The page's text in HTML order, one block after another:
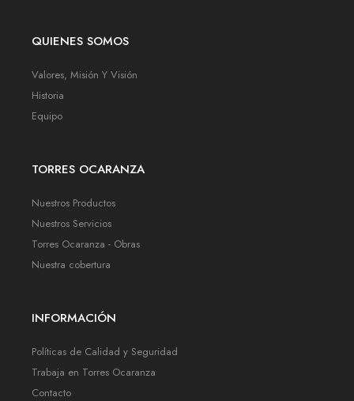
QUIENES SOMOS
Valores, Misión Y Visión
Historia
Equipo
TORRES OCARANZA
Nuestros Productos
Nuestros Servicios
Torres Ocaranza - Obras
Nuestra cobertura
INFORMACIÓN
Políticas de Calidad y Seguridad
Trabaja en Torres Ocaranza
Contacto